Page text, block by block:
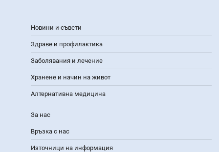
Новини и съвети
Здраве и профилактика
Заболявания и лечение
Хранене и начин на живот
Алтернативна медицина
За нас
Връзка с нас
Източници на информация